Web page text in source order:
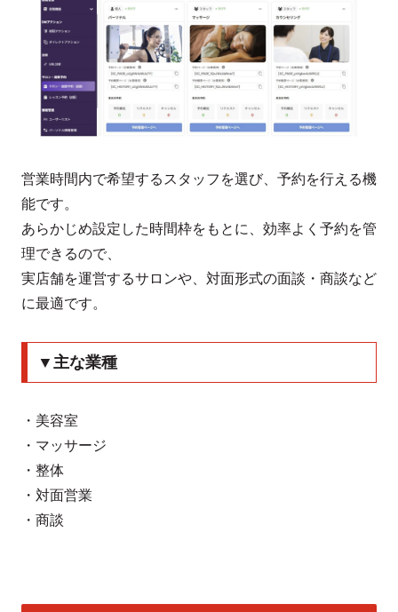
営業時間内で希望するスタッフを選び、予約を行える機
能です。
あらかじめ設定した時間枠をもとに、効率よく予約を管
理できるので、
実店舗を運営するサロンや、対面形式の面談・商談など
に最適です。
▼主な業種
・美容室
・マッサージ
・整体
・対面営業
・商談